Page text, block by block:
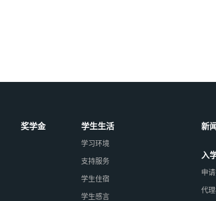
奖学金 学生生活
学习环境
支持服务
学生住宿
学生感言
新
入
申
代